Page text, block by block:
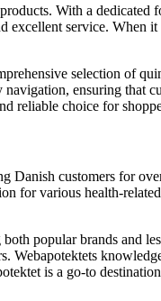
With a
excellent service.
selection of
ensuring
reliable choice for
Danish customers for
for various health-
popular brands and
Webapotektets
is a go-to